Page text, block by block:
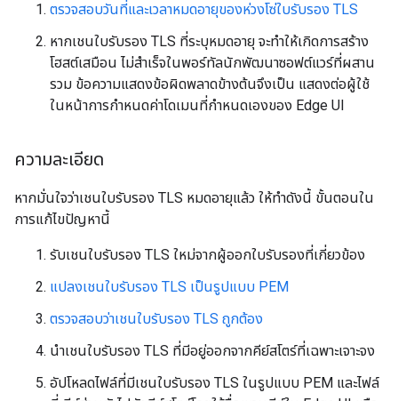
ตรวจสอบวันที่และเวลาหมดอายุของห่วงโซ่ใบรับรอง TLS
หากเชนใบรับรอง TLS ที่ระบุหมดอายุ จะทำให้เกิดการสร้าง
โฮสต์เสมือน ไม่สำเร็จในพอร์ทัลนักพัฒนาซอฟต์แวร์ที่ผสาน
รวม ข้อความแสดงข้อผิดพลาดข้างต้นจึงเป็น แสดงต่อผู้ใช้
ในหน้าการกำหนดค่าโดเมนที่กำหนดเองของ Edge UI
ความละเอียด
หากมั่นใจว่าเชนใบรับรอง TLS หมดอายุแล้ว ให้ทำดังนี้ ขั้นตอนใน
การแก้ไขปัญหานี้
รับเชนใบรับรอง TLS ใหม่จากผู้ออกใบรับรองที่เกี่ยวข้อง
แปลงเชนใบรับรอง TLS เป็นรูปแบบ PEM
ตรวจสอบว่าเชนใบรับรอง TLS ถูกต้อง
นำเชนใบรับรอง TLS ที่มีอยู่ออกจากคีย์สโตร์ที่เฉพาะเจาะจง
อัปโหลดไฟล์ที่มีเชนใบรับรอง TLS ในรูปแบบ PEM และไฟล์